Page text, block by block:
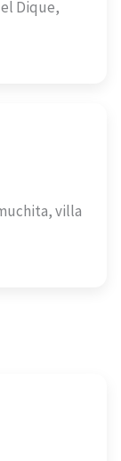
Dique,
villa